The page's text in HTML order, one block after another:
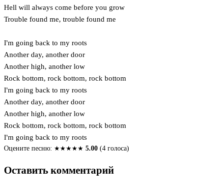
Hell will always come before you grow
Trouble found me, trouble found me
I'm going back to my roots
Another day, another door
Another high, another low
Rock bottom, rock bottom, rock bottom
I'm going back to my roots
Another day, another door
Another high, another low
Rock bottom, rock bottom, rock bottom
I'm going back to my roots
Оцените песню: ★★★★★ 5.00 (4 голоса)
Оставить комментарий